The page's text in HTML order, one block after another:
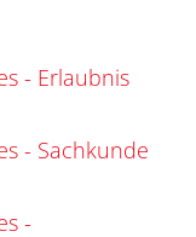
- Erlaubnis
- Sachkunde
-